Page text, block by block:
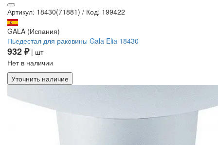
Артикул: 18430(71881) / Код: 199422
GALA (Испания)
Пьедестал для раковины Gala Elia 18430
932 ₽| шт
Нет в наличии
Уточнить наличие